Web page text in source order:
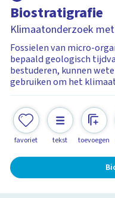
Biostratigrafie
Klimaatonderzoek
Fossielen van micro-
bepaald geologisch
bestuderen, kunnen
gebruiken om het
favoriet tekst toevoegen